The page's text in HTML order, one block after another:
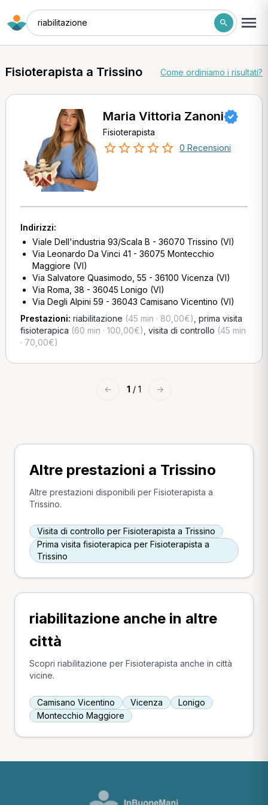
riabilitazione
Fisioterapista a Trissino Come ordiniamo i risultati?
Maria Vittoria Zanoni
Fisioterapista
0 Recensioni
Indirizzi:
Viale Dell'industria 93/Scala B - 36070 Trissino (VI)
Via Leonardo Da Vinci 41 - 36075 Montecchio
Maggiore (VI)
Via Salvatore Quasimodo, 55 - 36100 Vicenza (VI)
Via Roma, 38 - 36045 Lonigo (VI)
Via Degli Alpini 59 - 36043 Camisano Vicentino (VI)
Prestazioni: riabilitazione (45 min · 80,00€) prima visita
fisioterapica (60 min · 100,00€) visita di controllo (45 min
· 70,00€)
← 1 / 1 →
Altre prestazioni a Trissino
Altre prestazioni disponibili per Fisioterapista a
Trissino.
Visita di controllo per Fisioterapista a Trissino
Prima visita fisioterapica per Fisioterapista a
Trissino
riabilitazione anche in altre
città
Scopri riabilitazione per Fisioterapista anche in città
vicine.
Camisano Vicentino Vicenza
Lonigo
Montecchio Maggiore